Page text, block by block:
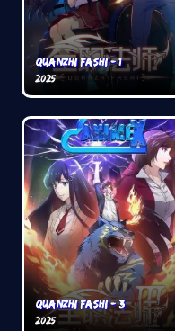
Quanzhi Fashi - 1
2025
Quanzhi Fashi - 3
2025